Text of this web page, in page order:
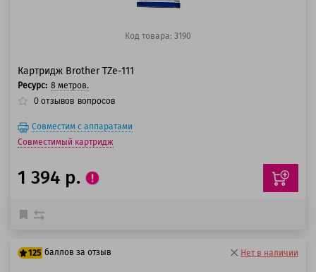
Код товара: 3190
Картридж Brother TZe-111
Ресурс: 8 метров.
0 отзывов вопросов
Совместим с аппаратами
Совместимый картридж
1 394 р.
125 баллов за отзыв Нет в наличии